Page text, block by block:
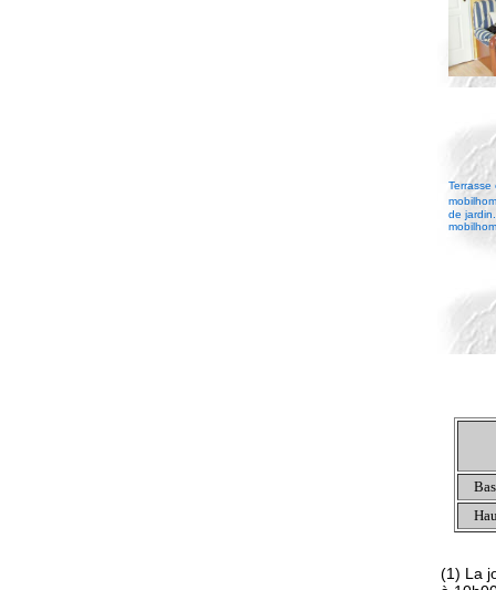
de
(1) La